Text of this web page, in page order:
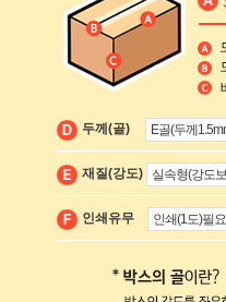
두께(골)
재질(강도)
인쇄유무